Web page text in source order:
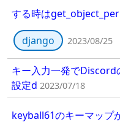
する時は
django
2023/08/25
キー入力一発で
設定d 2023/07/18
keyball61のキーマップ